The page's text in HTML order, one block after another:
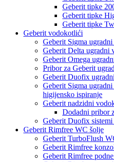
Geberit tipke
Geberit tipke
Geberit tipke
Geberit vodokotlići
Geberit Sigma
Geberit Delta ugradni
Geberit Omega
Pribor za Geberit
Geberit Duofix
Geberit Sigma
higijensko ispiranje
Geberit nadzidni
Dodadni pribor
Geberit Duofix
Geberit Rimfree WC šolje
Geberit TurboFlush
Geberit Rimfree
Geberit Rimfree